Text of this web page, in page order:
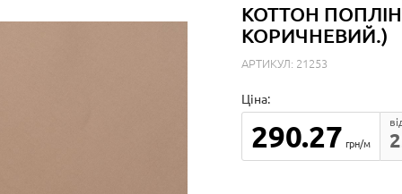
КОТТОН
КОРИЧНЕВИЙ.)
АРТИКУЛ: 21253
Ціна:
290.27 грн/м